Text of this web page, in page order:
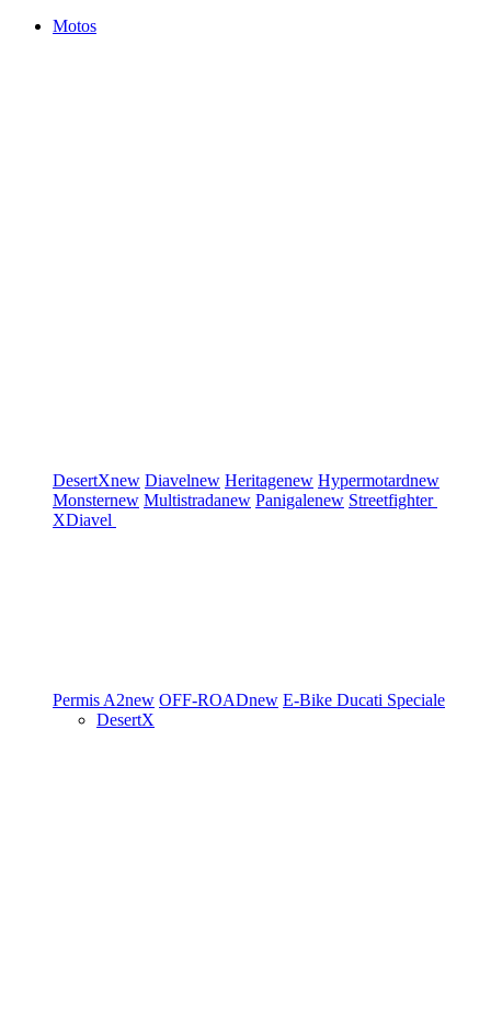
Motos
DesertXnew Diavelnew Heritagenew Hypermotardnew
Monsternew Multistradanew Panigalenew Streetfighter
XDiavel
Permis A2new OFF-ROADnew E-Bike Ducati Speciale
DesertX